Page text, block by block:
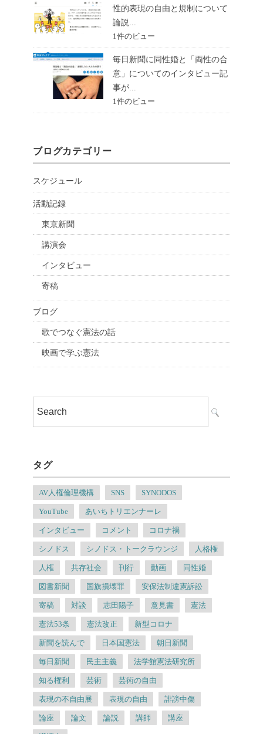
性的表現の自由と規制について
論説...
1件のビュー
毎日新聞に同性婚と「両性の合
意」についてのインタビュー記
事が...
1件のビュー
ブログカテゴリー
スケジュール
活動記録
東京新聞
講演会
インタビュー
寄稿
ブログ
歌でつなぐ憲法の話
映画で学ぶ憲法
タグ
AV人権倫理機構 SNS SYNODOS
YouTube あいちトリエンナーレ
インタビュー コメント コロナ禍
シノドス シノドス・トークラウンジ 人格権
人権 共存社会 刊行 動画 同性婚
図書新聞 国旗損壊罪 安保法制違憲訴訟
寄稿 対談 志田陽子 意見書 憲法
憲法53条 憲法改正 新型コロナ
新聞を読んで 日本国憲法 朝日新聞
毎日新聞 民主主義 法学館憲法研究所
知る権利 芸術 芸術の自由
表現の不自由展 表現の自由 誹謗中傷
論座 論文 論説 講師 講座